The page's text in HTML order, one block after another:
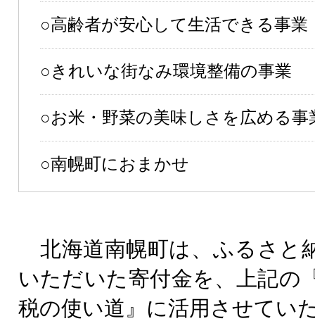
○高齢者が安心して生活できる事業
○きれいな街なみ環境整備の事業
○お米・野菜の美味しさを広める事
○南幌町におまかせ
北海道南幌町は、ふるさと
いただいた寄付金を、上記の
税の使い道』に活用させてい